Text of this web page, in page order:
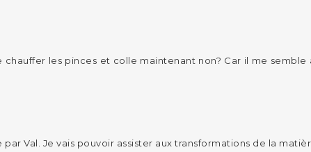
chauffer les pinces et colle maintenant non? Car il me
Val. Je vais pouvoir assister aux transformations de la